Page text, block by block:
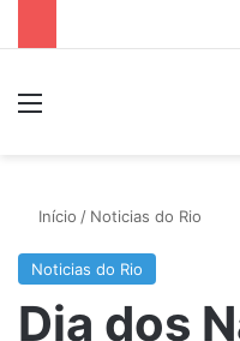
Início / Noticias do Rio
Noticias do Rio
Dia dos